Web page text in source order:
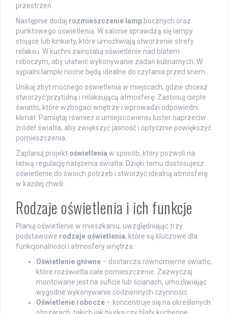
przestrzeń.
Następnie dodaj rozmieszczenie lamp bocznych oraz
punktowego oświetlenia. W salonie sprawdzą się lampy
stojące lub kinkiety, które umożliwiają stworzenie strefy
relaksu. W kuchni zainstaluj oświetlenie nad blatem
roboczym, aby ułatwić wykonywanie zadań kulinarnych. W
sypialni lampki nocne będą idealne do czytania przed snem.
Unikaj zbyt mocnego oświetlenia w miejscach, gdzie chcesz
stworzyć przytulną i relaksującą atmosferę. Zastosuj ciepłe
światło, które wzbogaci wnętrze i wprowadzi odpowiedni
klimat. Pamiętaj również o umiejscowieniu luster naprzeciw
źródeł światła, aby zwiększyć jasność i optycznie powiększyć
pomieszczenia.
Zaplanuj projekt oświetlenia w sposób, który pozwoli na
łatwą regulację natężenia światła. Dzięki temu dostosujesz
oświetlenie do swoich potrzeb i stworzyć idealną atmosferę
w każdej chwili.
Rodzaje oświetlenia i ich funkcje
Planuj oświetlenie w mieszkaniu, uwzględniając trzy
podstawowe rodzaje oświetlenia, które są kluczowe dla
funkcjonalności i atmosfery wnętrza:
Oświetlenie główne – dostarcza równomierne światło,
które rozświetla całe pomieszczenie. Zazwyczaj
montowane jest na suficie lub ścianach, umożliwiając
wygodne wykonywanie codziennych czynności.
Oświetlenie robocze – koncentruje się na określonych
obszarach, takich jak biurka czy blaty kuchenne.